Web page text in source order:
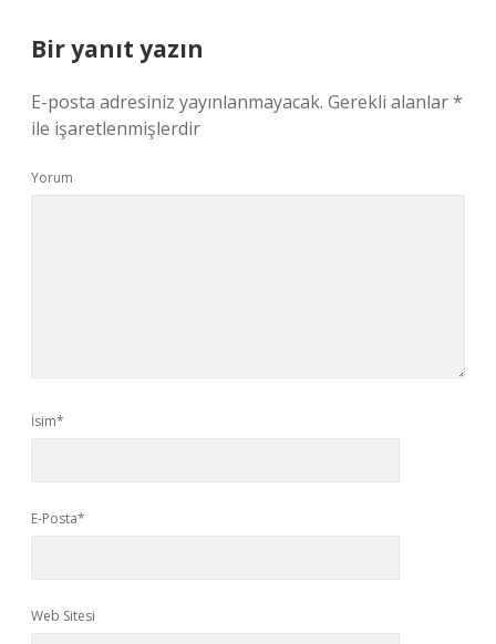
Bir yanıt yazın
E-posta adresiniz yayınlanmayacak. Gerekli alanlar*
ile işaretlenmişlerdir
Yorum
İsim*
E-Posta*
Web Sitesi